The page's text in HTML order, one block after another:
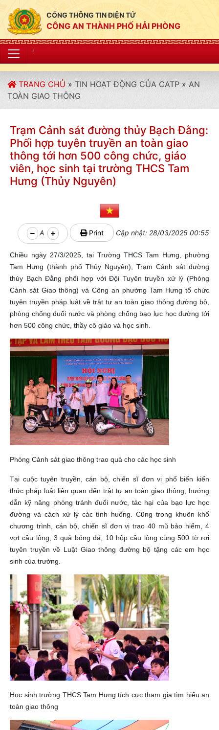
CỔNG THÔNG TIN ĐIỆN TỬ
CÔNG AN THÀNH PHỐ HẢI PHÒNG
TRANG CHỦ » TIN HOẠT ĐỘNG CỦA CATP » AN
TOÀN GIAO THÔNG
Trạm Cảnh sát đường thủy Bạch Đằng:
Phối hợp tuyên truyền an toàn giao
thông tới hơn 500 công chức, giáo
viên, học sinh tại trường THCS Tam
Hưng (Thủy Nguyên)
A Print Cập nhật: 28/03/2025 00:55
Chiều ngày 27/3/2025, tại Trường THCS Tam Hưng, phường
Tam Hưng (thành phố Thủy Nguyên), Trạm Cảnh sát đường
thủy Bạch Đằng phối hợp với Đội Tuyên truyền xử lý (Phòng
Cảnh sát Giao thông) và Công an phường Tam Hưng tổ chức
tuyên truyền pháp luật về trật tự an toàn giao thông đường bộ,
phòng chống đuối nước và phòng chống bạo lực học đường tới
hơn 500 công chức, thầy cô giáo và học sinh.
Phòng Cảnh sát giao thông trao quà cho các học sinh
Tại cuộc tuyên truyền, cán bộ, chiến sĩ đơn vị phổ biến kiến
thức pháp luật liên quan đến trật tự an toàn giao thông, hướng
dẫn kỹ năng phòng tránh đuối nước, tác hại của bạo lực học
đường và cách xử lý các tình huống. Cũng trong khuôn khổ
chương trình, cán bộ, chiến sĩ đơn vị trao 40 mũ bảo hiểm, 4
vợt cầu lông, 3 quả bóng đá, 10 hộp cầu lông cùng 500 tờ rơi
tuyên truyền về Luật Giao thông đường bộ tặng các em học
sinh của trường.
Học sinh trường THCS Tam Hưng tích cực tham gia tìm hiểu an
toàn giao thông